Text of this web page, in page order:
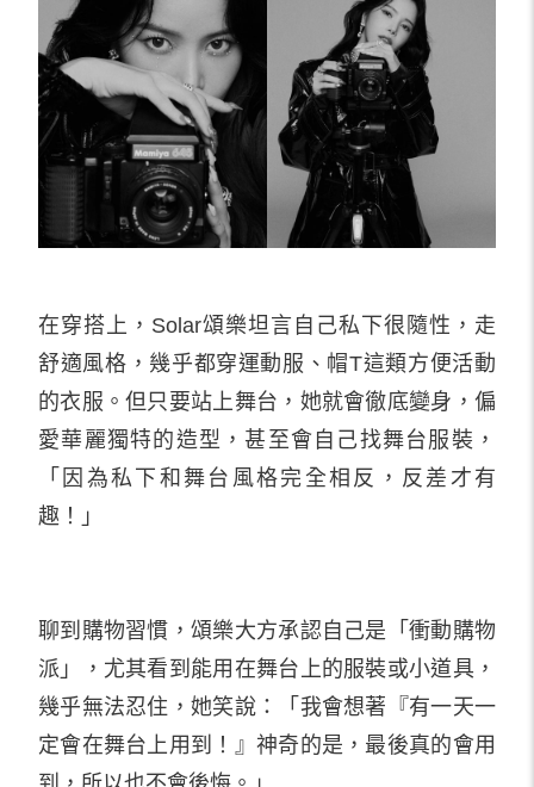
在穿搭上，Solar頌樂坦言自己私下很隨性，走
舒適風格，幾乎都穿運動服、帽T這類方便活動
的衣服。但只要站上舞台，她就會徹底變身，偏
愛華麗獨特的造型，甚至會自己找舞台服裝，
「因為私下和舞台風格完全相反，反差才有
趣！」
聊到購物習慣，頌樂大方承認自己是「衝動購物
派」，尤其看到能用在舞台上的服裝或小道具，
幾乎無法忍住，她笑說：「我會想著『有一天一
定會在舞台上用到！』神奇的是，最後真的會用